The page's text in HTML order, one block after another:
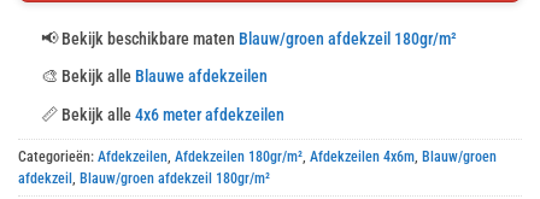
📢 Bekijk beschikbare maten Blauw/groen afdekzeil 180gr/m²
🎨 Bekijk alle Blauwe afdekzeilen
📏 Bekijk alle4x6 meter afdekzeilen
Categorieën: Afdekzeilen, Afdekzeilen 180gr/m², Afdekzeilen 4x6m, Blauw/groen
afdekzeil , Blauw/groen afdekzeil 180gr/m²